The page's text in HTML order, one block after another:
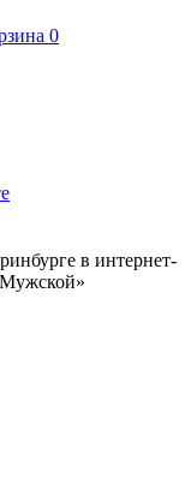
0
в интернет-